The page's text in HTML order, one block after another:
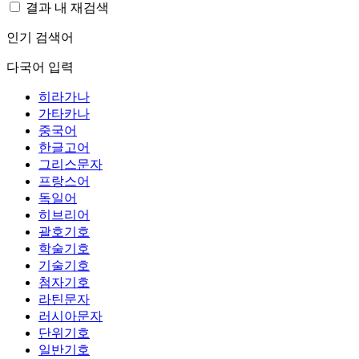
결과 내 재검색
인기 검색어
다국어 입력
히라가나
가타카나
중국어
한글고어
그리스문자
프랑스어
독일어
히브리어
괄호기호
학술기호
기술기호
첨자기호
라틴문자
러시아문자
단위기호
일반기호